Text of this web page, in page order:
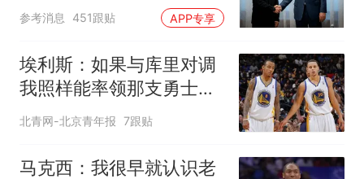
参考消息 451跟贴 APP专享
埃利斯：如果与库里对调
我照样能率领那支勇士取
得现在的成就
北青网-北京青年报 7跟贴
马克西：我很早就认识老